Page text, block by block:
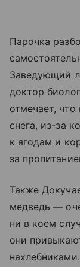
Парочка
Заведующий
доктор
отмечает,
снега, из-за
к ягодам и
за
Также
медведь —
ни в коем
они